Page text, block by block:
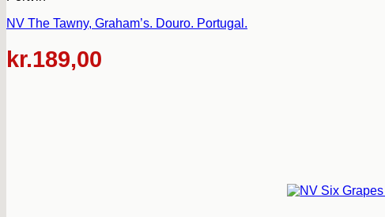
NV The Tawny, Graham’s. Douro. Portugal.
kr.189,00